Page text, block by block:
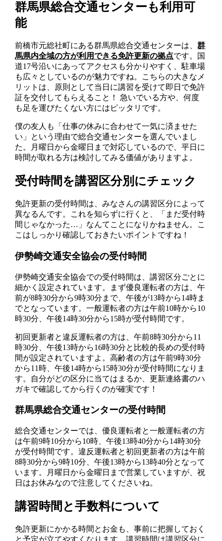
群馬県総合交通センターも利用可
能
前橋市元総社町にある群馬県総合交通センターは、群
馬県内全域の方が利用できる免許更新の拠点です。国
道17号沿いにあってアクセスも分かりやすく、駐車場
も広々としているのが魅力ですね。こちらの大きなメ
リットは、原則として当日に講習を受けて即日で免許
証を交付してもらえること！ 急いでいる方や、何度
も足を運びたくない方にはピッタリです。
僕の友人も「仕事の休みに合わせて一気に済ませた
い」という理由で総合交通センターを選んでいまし
た。月曜日から金曜日まで対応しているので、平日に
時間が取れる方は検討してみる価値がありますよ。
受付時間を講習区分別にチェック
免許更新の受付時間は、みなさんの講習区分によって
異なるんです。これを知らずに行くと、「まだ受付時
間じゃなかった…」なんてことになりかねません。こ
こはしっかり確認しておきたいポイントですね！
伊勢崎交通安全協会の受付時間
伊勢崎交通安全協会での受付時間は、講習区分ごとに
細かく設定されています。まず優良運転者の方は、午
前が8時30分から9時30分まで、午後が13時から14時ま
でとなっています。一般運転者の方は午前10時から10
時30分、午後14時30分から15時が受付時間です。
初回更新者と違反運転者の方は、午前8時30分から11
時30分、午後13時から16時30分と比較的長めの受付時
間が設定されていますよ。高齢者の方は午前9時30分
から11時、午後14時から15時30分が受付時間になりま
す。自分がどの区分に当てはまるか、更新連絡書のハ
ガキで確認してから行くのが確実です！
群馬県総合交通センターの受付時間
総合交通センターでは、優良運転者と一般運転者の方
は午前9時10分から10時、午後13時40分から14時30分
が受付時間です。違反運転者と初回更新者の方は午前
8時30分から9時10分、午後13時から13時40分となって
います。月曜日から金曜日まで営業していますが、祝
日はお休みなので注意してくださいね。
講習時間と手数料について
免許更新にかかる時間とお金も、事前に把握しておく
と予定が立てやすくなります。講習時間は講習区分に